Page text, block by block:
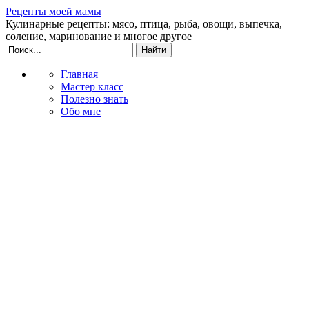
Рецепты моей мамы
Кулинарные рецепты: мясо, птица, рыба, овощи, выпечка,
соление, маринование и многое другое
Главная
Мастер класс
Полезно знать
Обо мне